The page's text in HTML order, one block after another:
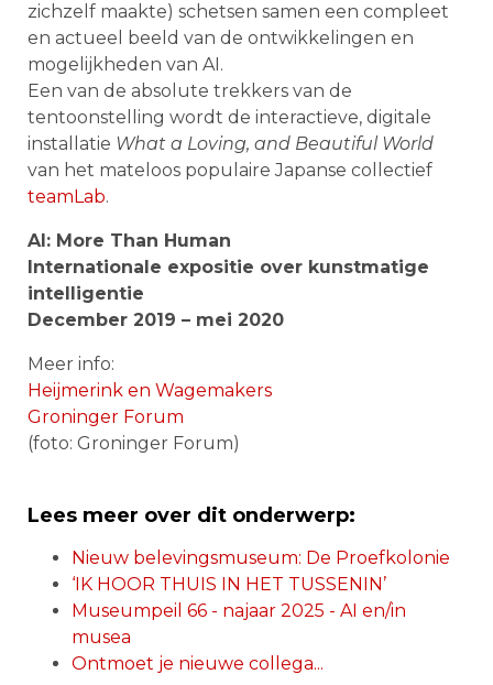
zichzelf maakte) schetsen samen een compleet
en actueel beeld van de ontwikkelingen en
mogelijkheden van AI.
Een van de absolute trekkers van de
tentoonstelling wordt de interactieve, digitale
installatie What a Loving, and Beautiful World
van het mateloos populaire Japanse collectief
teamLab.
AI: More Than Human
Internationale expositie over kunstmatige
intelligentie
December 2019 – mei 2020
Meer info:
Heijmerink en Wagemakers
Groninger Forum
(foto: Groninger Forum)
Lees meer over dit onderwerp:
Nieuw belevingsmuseum: De Proefkolonie
‘IK HOOR THUIS IN HET TUSSENIN’
Museumpeil 66 - najaar 2025 - AI en/in
musea
Ontmoet je nieuwe collega...